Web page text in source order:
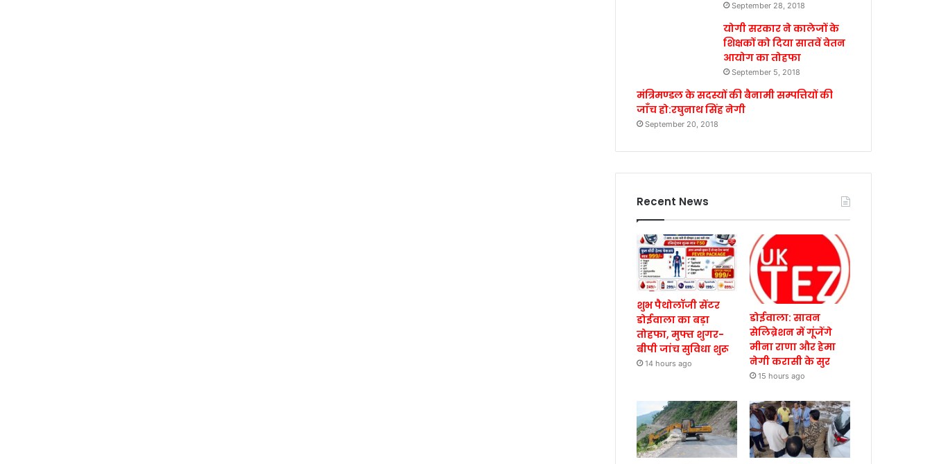
September 28, 2018
योगी सरकार ने कालेजों के
शिक्षकों को दिया सातवें वेतन
आयोग का तोहफा
September 5, 2018
मंत्रिमण्डल के सदस्यों की बैनामी सम्पत्तियों की
जाँच हो:रघुनाथ सिंह नेगी
September 20, 2018
Recent News
शुभ पैथोलॉजी सेंटर
डोईवाला का बड़ा
तोहफा, मुफ्त शुगर-
बीपी जांच सुविधा शुरू
14 hours ago
डोईवाला: सावन
सेलिब्रेशन में गूंजेंगे
मीना राणा और हेमा
नेगी करासी के सुर
15 hours ago